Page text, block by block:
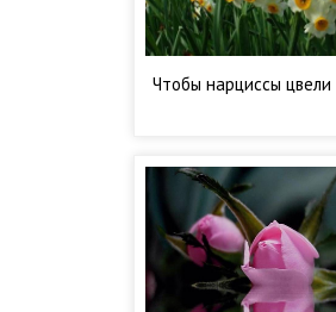
Чтобы нарциссы цвели